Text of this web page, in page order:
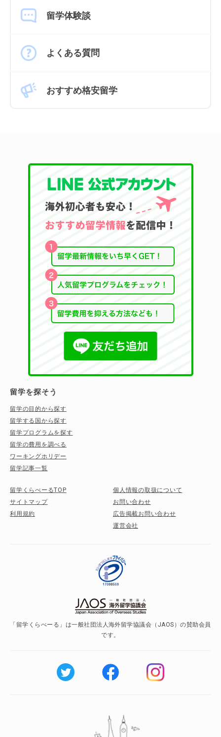
留学体験談
よくある質問
おすすめ格安留学
留学を探そう
留学の目的から探す
留学する国から探す
留学プログラムを探す
留学の費用を調べる
ワーキングホリデー
留学記事一覧
留学くらべーるTOP
サイトマップ
利用規約
個人情報の取扱について
お問い合わせ
広告掲載お問い合わせ
運営会社
「留学くらべーる」は一般社団法人海外留学協議会（JAOS）の賛助会員
です。